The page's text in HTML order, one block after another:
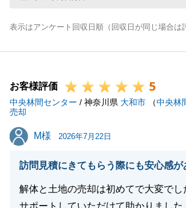
表示はアンケート回収日順（回収日が同じ場合は
お客様評価 5
中央林間センター / 神奈川県 大和市 （中央林
売却
M様
M様 2026年7月22日
訪問見積にきてもらう際にも安心感が
解体と土地の売却は初めてで大変でし
サポートしていただけて助かりました